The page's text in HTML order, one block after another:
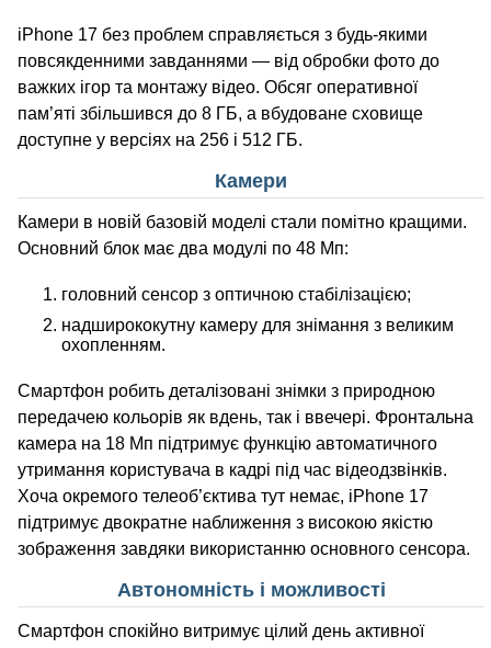
iPhone 17 без проблем справляється з будь-якими
повсякденними завданнями — від обробки фото до
важких ігор та монтажу відео. Обсяг оперативної
пам’яті збільшився до 8 ГБ, а вбудоване сховище
доступне у версіях на 256 і 512 ГБ.
Камери
Камери в новій базовій моделі стали помітно кращими.
Основний блок має два модулі по 48 Мп:
головний сенсор з оптичною стабілізацією;
надширококутну камеру для знімання з великим
охопленням.
Смартфон робить деталізовані знімки з природною
передачею кольорів як вдень, так і ввечері. Фронтальна
камера на 18 Мп підтримує функцію автоматичного
утримання користувача в кадрі під час відеодзвінків.
Хоча окремого телеоб’єктива тут немає, iPhone 17
підтримує двократне наближення з високою якістю
зображення завдяки використанню основного сенсора.
Автономність і можливості
Смартфон спокійно витримує цілий день активної